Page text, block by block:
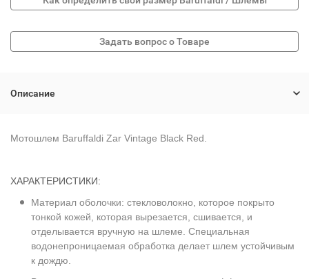
Описание
Мотошлем Baruffaldi Zar Vintage Black Red.
ХАРАКТЕРИСТИКИ:
Материал оболочки: стекловолокно, которое покрыто
тонкой кожей, которая вырезается, сшивается, и
отделывается вручную на шлеме. Специальная
водонепроницаемая обработка делает шлем устойчивым
к дождю.